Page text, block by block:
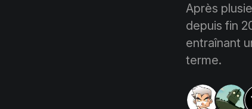
Après
depuis fin
entraînant
terme.